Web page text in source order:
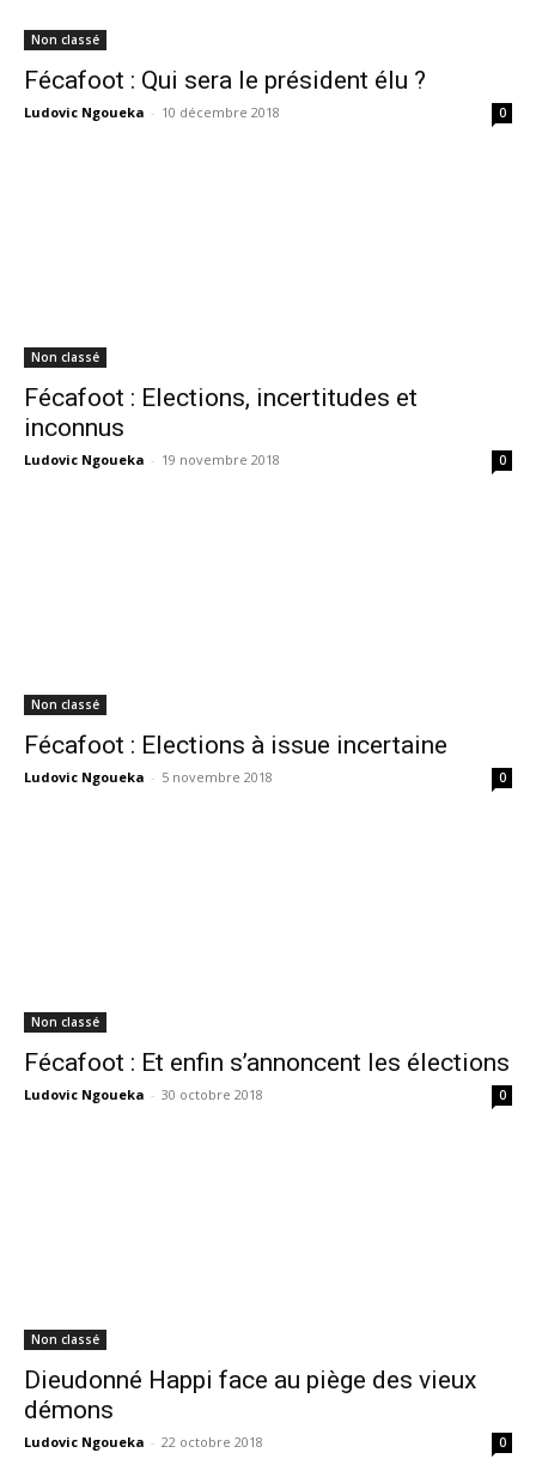
Non classé
Fécafoot : Qui sera le président élu ?
Ludovic Ngoueka - 10 décembre 2018 0
Non classé
Fécafoot : Elections, incertitudes et
inconnus
Ludovic Ngoueka - 19 novembre 2018 0
Non classé
Fécafoot : Elections à issue incertaine
Ludovic Ngoueka - 5 novembre 2018 0
Non classé
Fécafoot : Et enfin s’annoncent les élections
Ludovic Ngoueka - 30 octobre 2018 0
Non classé
Dieudonné Happi face au piège des vieux
démons
Ludovic Ngoueka - 22 octobre 2018 0